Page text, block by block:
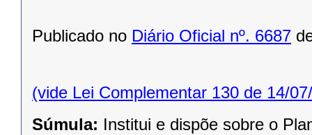
Publicado no Diário Oficial nº. 6687
(vide Lei Complementar 130 de 14/
Súmula: Institui e dispõe sobre o